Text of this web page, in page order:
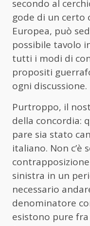
secondo al
gode di un certo
Europea, può
possibile tavolo
tutti i modi di
propositi
ogni discussione.
Purtroppo, il
della concordia:
pare sia stato
italiano. Non c’è
sinistra in un
necessario
denominatore
esistono pure